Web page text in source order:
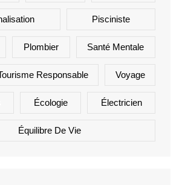
Pisciniste
Plombier Santé Mentale
Responsable Voyage
Écologie Électricien
Équilibre De Vie